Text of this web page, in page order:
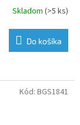
Skladom (>5 ks)
Do košíka
Kód: BGS1841